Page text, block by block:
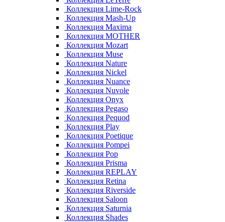
Коллекция Lime-Rock
Коллекция Mash-Up
Коллекция Maxima
Коллекция MOTHER
Коллекция Mozart
Коллекция Muse
Коллекция Nature
Коллекция Nickel
Коллекция Nuance
Коллекция Nuvole
Коллекция Onyx
Коллекция Pegaso
Коллекция Pequod
Коллекция Play
Коллекция Poetique
Коллекция Pompei
Коллекция Pop
Коллекция Prisma
Коллекция REPLAY
Коллекция Retina
Коллекция Riverside
Коллекция Saloon
Коллекция Saturnia
Коллекция Shades